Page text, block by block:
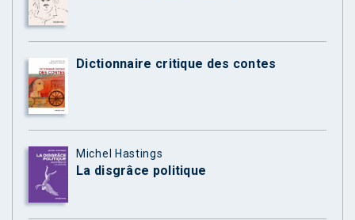
Dictionnaire critique des contes
Michel Hastings
La disgrâce politique